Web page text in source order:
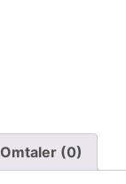
Omtaler (0)